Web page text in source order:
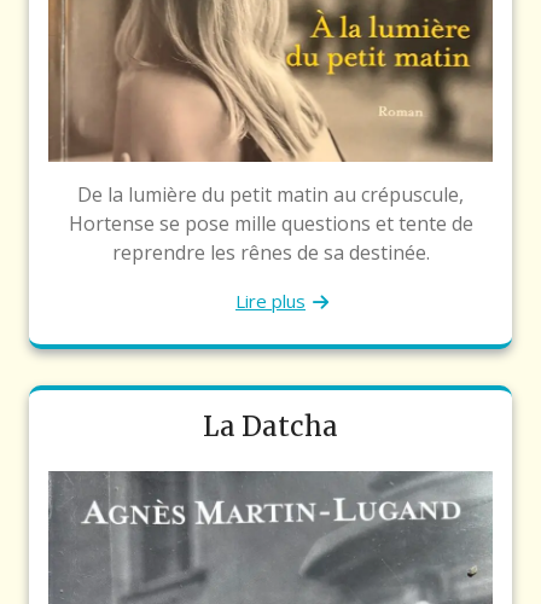
De la lumière du petit matin au crépuscule,
Hortense se pose mille questions et tente de
reprendre les rênes de sa destinée.
Lire plus
La Datcha